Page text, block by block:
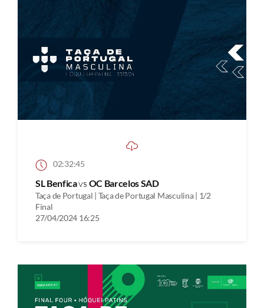
02:32:45
SL Benficavs OC Barcelos SAD
Taça de Portugal | Taça de Portugal Masculina | 1/2
Final
27/04/2024 16:25